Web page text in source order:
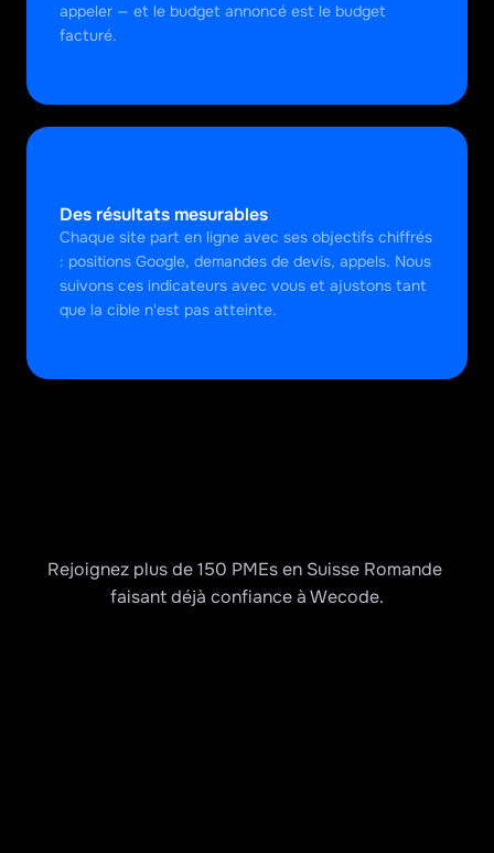
appeler — et le budget annoncé est le budget
facturé.
Des résultats mesurables
Chaque site part en ligne avec ses objectifs chiffrés
: positions Google, demandes de devis, appels. Nous
suivons ces indicateurs avec vous et ajustons tant
que la cible n'est pas atteinte.
Rejoignez plus de 150 PMEs en Suisse Romande
faisant déjà confiance à Wecode.